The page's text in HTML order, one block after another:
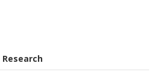
Research